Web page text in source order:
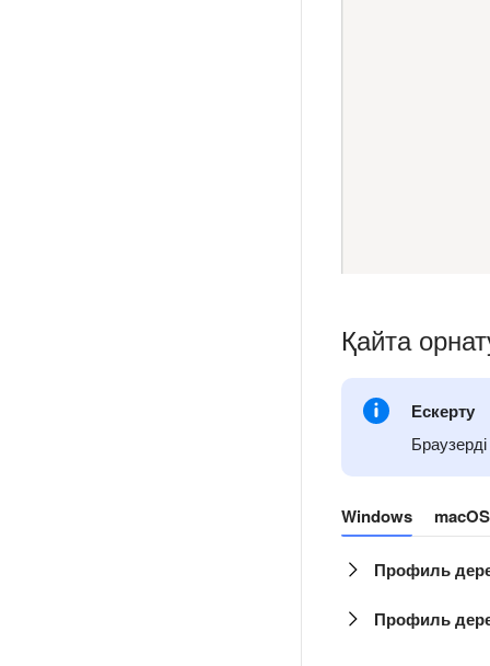
Қайта
Ескерту
Windows macOS
Профиль
Профиль